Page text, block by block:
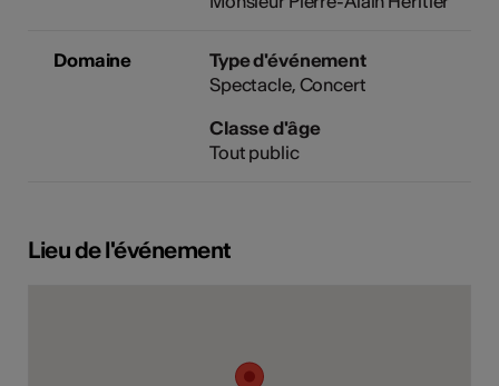
Domaine
Type d'événement
Spectacle Concert
Classe d'âge
Tout public
Lieu de l'événement